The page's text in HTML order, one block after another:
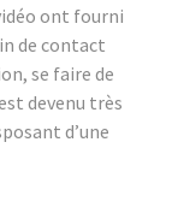
ont fourni
de contact
se faire de
devenu très
d’une